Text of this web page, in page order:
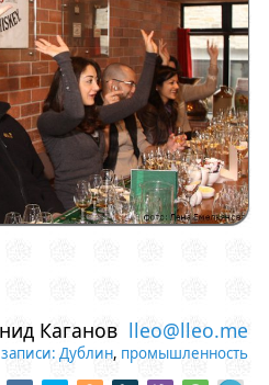
Каганов lleo@lleo.me
Дублин, промышленность